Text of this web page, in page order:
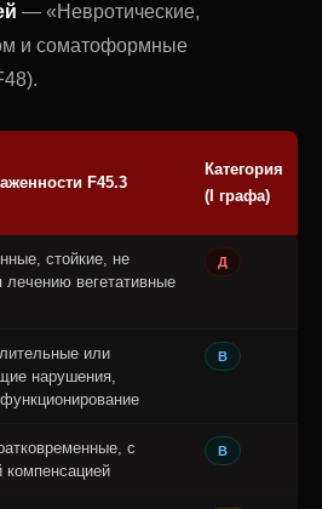
— «Невротические,
и соматоформные
F45.3
Категория
(I графа)
стойкие, не
вегетативные
Д
или
нарушения,
В
с
В